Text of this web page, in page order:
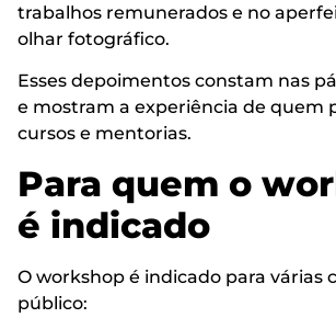
trabalhos remunerados e no
olhar fotográfico.
Esses depoimentos constam nas
e mostram a experiência de quem
cursos e mentorias.
Para quem o
é indicado
O workshop é indicado para várias
público: